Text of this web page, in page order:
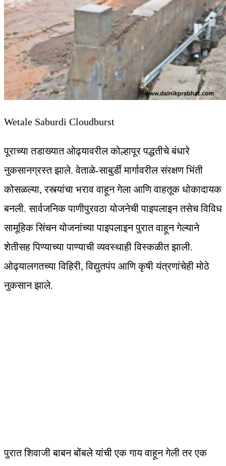
Wetale Saburdi Cloudburst
पूराच्या तडाख्यात ओढ्यावरील कोल्हापूर पद्धतीचे बंधारे
नुकसानग्रस्त झाले. वेताळे-साबुर्डी मार्गावरील संरक्षण भिंती
कोसळल्या, रस्त्यांचा भराव वाहून गेला आणि वाहतूक धोकादायक
बनली. सार्वजनिक पाणीपुरवठा योजनेची पाइपलाइन तसेच विविध
सामूहिक सिंचन योजनांच्या पाइपलाइन पुरात वाहून गेल्याने
शेतीसह पिण्याच्या पाण्याची व्यवस्थाही विस्कळीत झाली.
ओढ्यालगतच्या विहिरी, विद्युतपंप आणि कृषी यंत्रणांचेही मोठे
नुकसान झाले.
पुरात शिवाजी बाबन बोंबले यांची एक गाय वाहून गेली तर एक